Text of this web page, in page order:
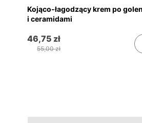
Kojąco-łagodzący krem po
i ceramidami
46,75 zł
55,00 zł